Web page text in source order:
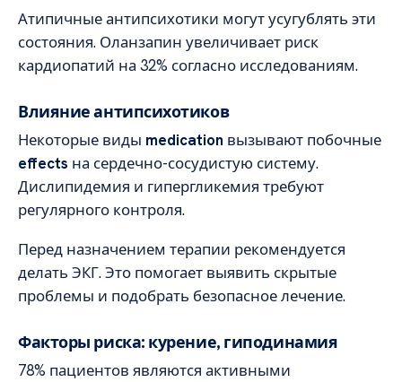
Атипичные антипсихотики могут усугублять эти
состояния. Оланзапин увеличивает риск
кардиопатий на 32% согласно исследованиям.
Влияние антипсихотиков
Некоторые виды medication вызывают побочные
effects на сердечно-сосудистую систему.
Дислипидемия и гипергликемия требуют
регулярного контроля.
Перед назначением терапии рекомендуется
делать ЭКГ. Это помогает выявить скрытые
проблемы и подобрать безопасное лечение.
Факторы риска: курение, гиподинамия
78% пациентов являются активными